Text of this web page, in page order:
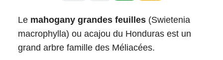
Le mahogany grandes feuilles (Swietenia
macrophylla) ou acajou du Honduras est un
grand arbre famille des Méliacées.